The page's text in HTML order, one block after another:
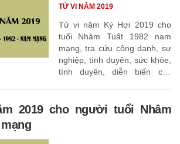
Tử vi năm Kỷ Hợi 2019 cho
tuổi Nhâm Tuất 1982 nam
mạng, tra cứu công danh, sự
nghiệp, tình duyên, sức khỏe,
tình duyên, diễn biến các
TỬ VI NĂM 2019
2019 cho người tuổi Nhâm